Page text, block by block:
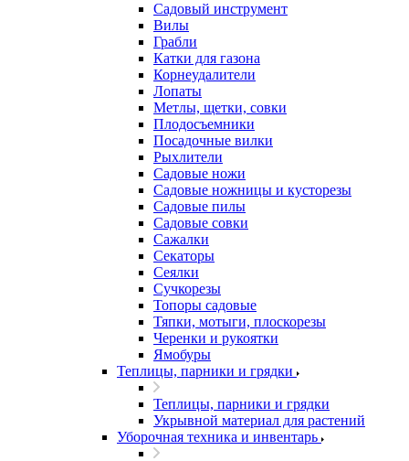
Садовый инструмент
Вилы
Грабли
Катки для газона
Корнеудалители
Лопаты
Метлы, щетки, совки
Плодосъемники
Посадочные вилки
Рыхлители
Садовые ножи
Садовые ножницы и кусторезы
Садовые пилы
Садовые совки
Сажалки
Секаторы
Сеялки
Сучкорезы
Топоры садовые
Тяпки, мотыги, плоскорезы
Черенки и рукоятки
Ямобуры
Теплицы, парники и грядки
Теплицы, парники и грядки
Укрывной материал для растений
Уборочная техника и инвентарь